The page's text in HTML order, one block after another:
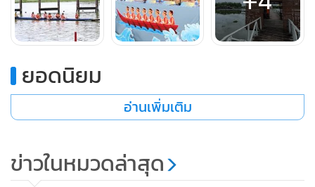
ยอดนิยม
อ่านเพิ่มเติม
ข่าวในหมวดล่าสุด